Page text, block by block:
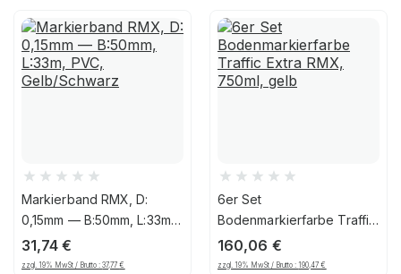
Markierband RMX, D:
0,15mm — B:50mm, L:33m,
PVC, Gelb/Schwarz
31,74€
zzgl. 19% MwSt / Brutto :37,77€
6er Set
Bodenmarkierfarbe Traffic
Extra RMX, 750ml, gelb
160,06 €
zzgl. 19% MwSt / Brutto :190,47€